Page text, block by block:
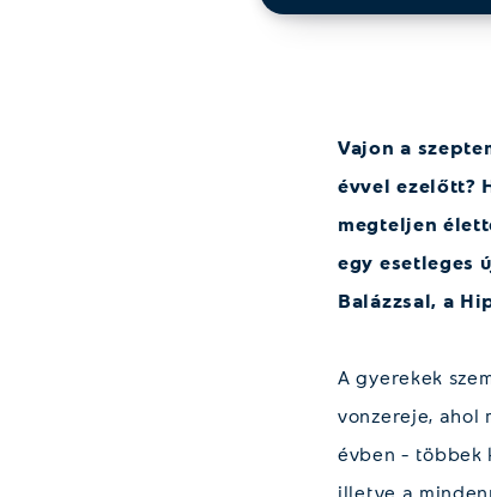
Vajon a
évvel ezelőtt?
megteljen
egy esetleges
Balázzsal, a
A gyerekek
vonzereje, ahol
évben – többek
illetve a